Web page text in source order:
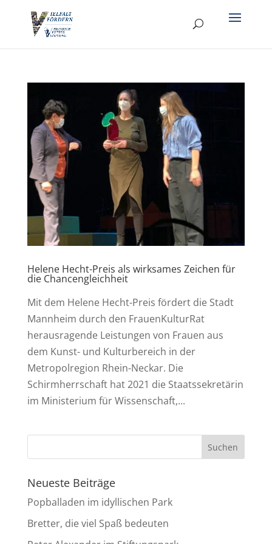
Helene Hecht-Preis als wirksames Zeichen für
die Chancengleichheit
Mit dem Helene Hecht-Preis fördert die Stadt
Mannheim durch den FrauenKulturRat
herausragende Leistungen von Frauen aus
dem Kunst- und Kulturbereich in der
Metropolregion Rhein-Neckar. Die
Schirmherrschaft hat 2021 die Staatssekretärin
im Ministerium für Wissenschaft,...
Neueste Beiträge
Popballaden im idyllischen Park
Bretter, die viel Spaß bedeuten